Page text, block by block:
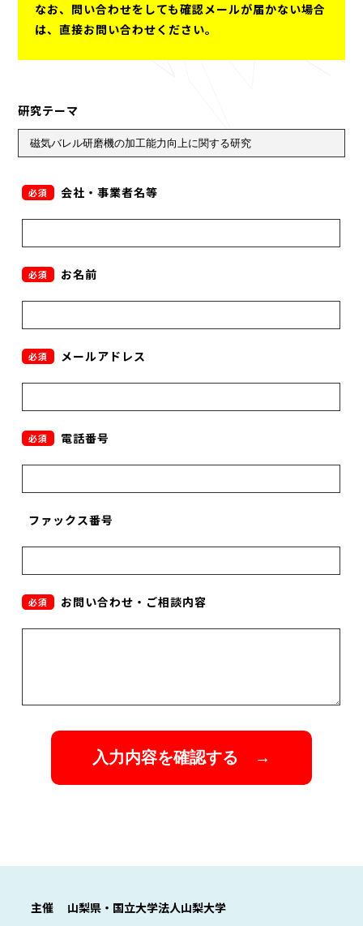
なお、問い合わせをしても確認メールが届かない場合
は、直接お問い合わせください。
研究テーマ
必須 会社・事業者名等
必須 お名前
必須 メールアドレス
必須 電話番号
ファックス番号
必須 お問い合わせ・ご相談内容
主催
山梨県・国立大学法人山梨大学